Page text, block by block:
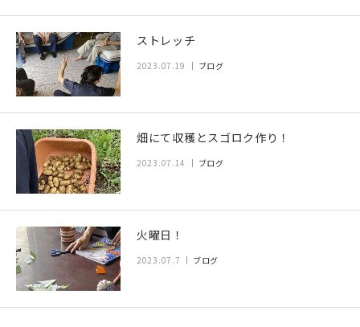
ストレッチ
2023.07.19 ブログ
畑にて収穫とスゴロク作り！
2023.07.14 ブログ
火曜日！
2023.07.7 ブログ